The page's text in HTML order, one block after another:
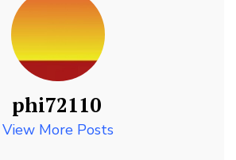
phi72110
View More Posts